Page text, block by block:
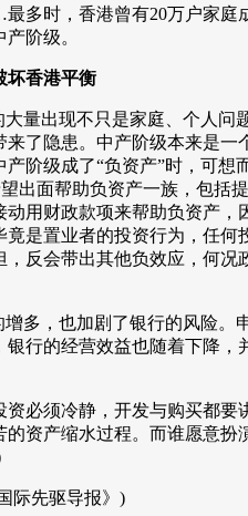
多时，香港曾有20万户家庭
阶级。
坏香港平衡
出现不只是家庭、个人问
来了隐患。中产阶级本来是一
产阶级成了“负资产”时，可想
出面帮助负资产一族，包括
动用财政款项来帮助负资产，
竟是置业者的投资行为，任何
，反会带出其他负效应，何况
，也加剧了银行的风险。
银行的经营效益也随着下降，
须冷静，开发与购买都要
的资产缩水过程。而谁愿意扮
先驱导报》)